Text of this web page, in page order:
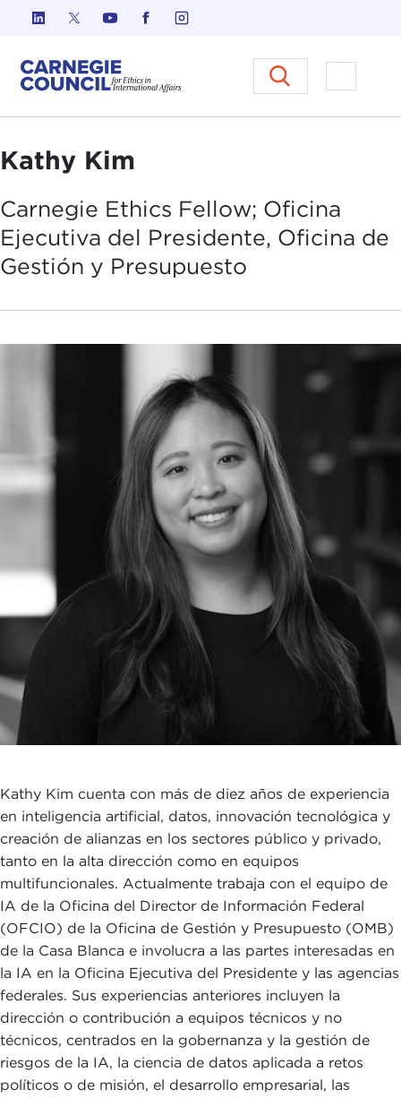
Ir al contenido
Carnegie Council sobre Ética
Abrir el
Kathy Kim
Carnegie Ethics Fellow; Oficina
Ejecutiva del Presidente, Oficina de
Gestión y Presupuesto
Kathy Kim cuenta con más de diez años de experiencia
en inteligencia artificial, datos, innovación tecnológica y
creación de alianzas en los sectores público y privado,
tanto en la alta dirección como en equipos
multifuncionales. Actualmente trabaja con el equipo de
IA de la Oficina del Director de Información Federal
(OFCIO) de la Oficina de Gestión y Presupuesto (OMB)
de la Casa Blanca e involucra a las partes interesadas en
la IA en la Oficina Ejecutiva del Presidente y las agencias
federales. Sus experiencias anteriores incluyen la
dirección o contribución a equipos técnicos y no
técnicos, centrados en la gobernanza y la gestión de
riesgos de la IA, la ciencia de datos aplicada a retos
políticos o de misión, el desarrollo empresarial, las